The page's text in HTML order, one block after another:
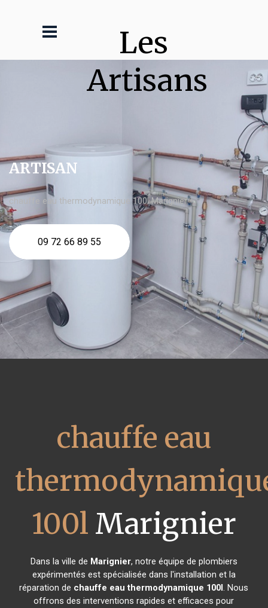
Les
Artisans
ARTISAN
chauffe eau thermodynamique 100l Marignier
09 72 66 89 55
chauffe eau
100l Marignier
Dans la ville de Marignier, notre équipe de plombiers
expérimentés est spécialisée dans l'installation et la
réparation de chauffe eau thermodynamique 100l. Nous
offrons des interventions rapides et efficaces pour